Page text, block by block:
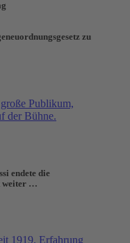
zu
endete die
weiter …